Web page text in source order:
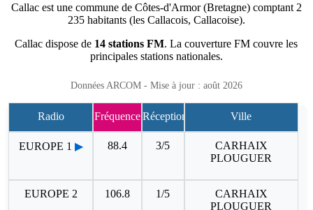
Callac est une commune de Côtes-d'Armor (Bretagne) comptant 2
235 habitants (les Callacois, Callacoise).
Callac dispose de 14 stations FM. La couverture FM couvre les
principales stations nationales.
Données ARCOM - Mise à jour : août 2026
Radio FréquenceRéception Ville
EUROPE 1 ▶ 88.4 3/5
CARHAIX
PLOUGUER
EUROPE 2 106.8 1/5
CARHAIX
PLOUGUER